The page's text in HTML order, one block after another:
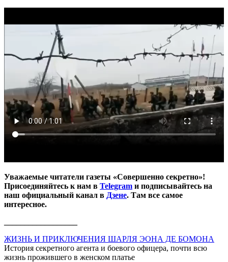
Уважаемые читатели газеты «Совершенно секретно»!
Присоединяйтесь к нам в Telegram и подписывайтесь на
наш официальный канал в Дзене. Там все самое
интересное.
ЖИЗНЬ И ПРИКЛЮЧЕНИЯ ШАРЛЯ ЭОНА ДЕ БОМОНА
История секретного агента и боевого офицера, почти всю
жизнь прожившего в женском платье